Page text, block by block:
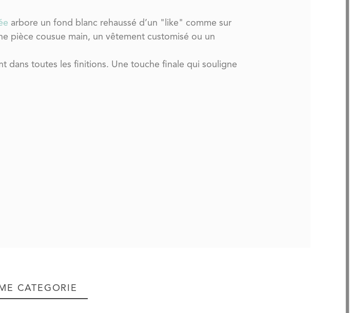
arbore un fond blanc rehaussé d’un "like" comme sur
pièce cousue main, un vêtement customisé ou un
dans toutes les finitions. Une touche finale qui souligne
CATÉGORIE